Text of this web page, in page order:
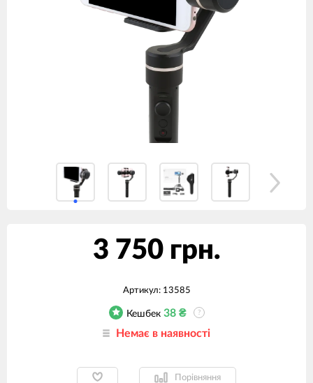
3 750 грн.
Артикул: 13585
Кешбек 38₴ ?
Немає в наявності
Порівняння